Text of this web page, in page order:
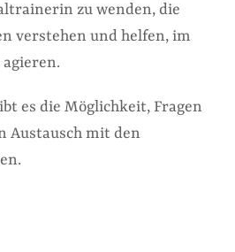
zu wenden, die
verstehen und helfen, im
agieren.
es die Möglichkeit, Fragen
Austausch mit den